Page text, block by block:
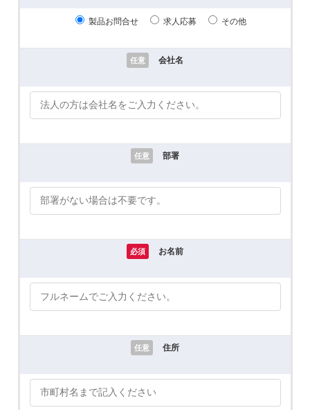
製品お問合せ 求人応募 その他
任意 会社名
任意 部署
必須 お名前
任意 住所